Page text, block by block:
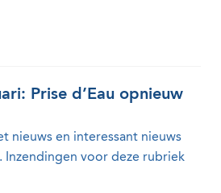
Prise d’Eau opnieuw
nieuws en interessant nieuws
Inzendingen voor deze rubriek